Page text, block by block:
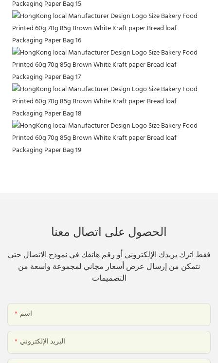
الحصول على اتصال معنا
فقط اترك بريدك الإلكتروني أو رقم هاتفك في نموذج الاتصال حتى
نتمكن من إرسال عرض أسعار مجاني لمجموعة واسعة من
التصميمات
اسم
البريد الإلكتروني